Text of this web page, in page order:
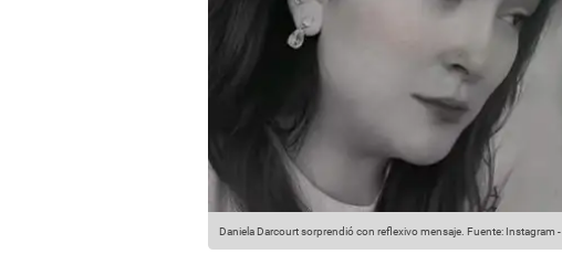
Daniela Darcourt sorprendió con reflexivo mensaje. Fuente: Instagram -